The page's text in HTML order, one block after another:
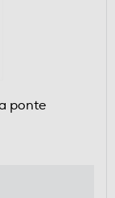
ponte